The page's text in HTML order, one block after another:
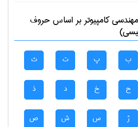
مهندسی كامپيوتربر اساس حروف
ب پ ت ث
ح خ د ذ
ژ س ش ص